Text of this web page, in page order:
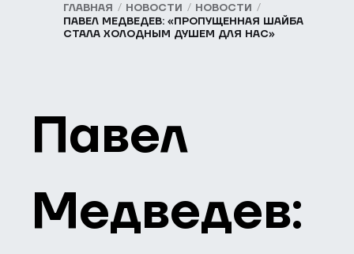
ГЛАВНАЯ НОВОСТИ
НОВОСТИ
ПАВЕЛ МЕДВЕДЕВ: «ПРОПУЩЕННАЯ ШАЙБА
СТАЛА ХОЛОДНЫМ ДУШЕМ ДЛЯ НАС»
Павел
Медведев: